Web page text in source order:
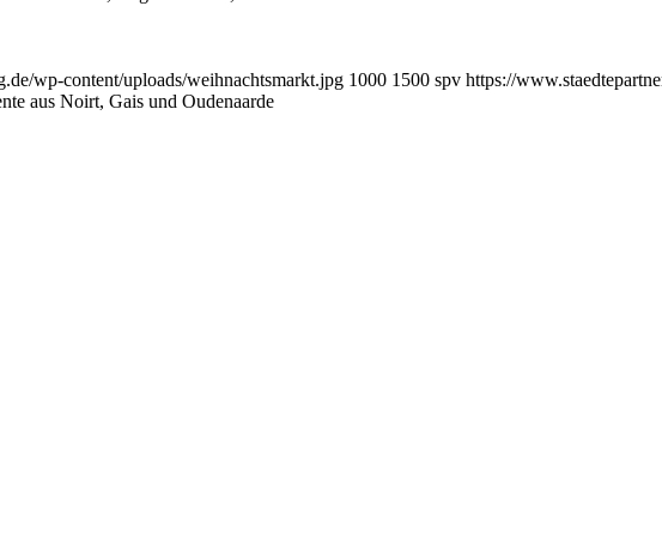
wp-content/uploads/weihnachtsmarkt.jpg 1000 1500 spv https://
aus Noirt, Gais und Oudenaarde